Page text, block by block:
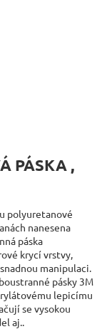
PÁSKA ,
polyuretanové
nanesena
páska
krycí vrstvy,
manipulaci.
pásky 3M
lepicímu
se vysokou
aj..